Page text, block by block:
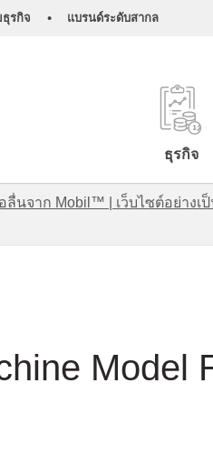
ธุรกิจ • แบรนด์ระดับสากล
ธุรกิจ
จาก Mobil™ | เว็บไซต์อย่างเ
Model